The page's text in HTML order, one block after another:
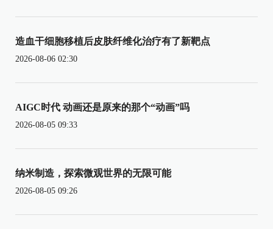
造血干细胞移植后皮肤纤维化治疗有了新靶点
2026-08-06 02:30
AIGC时代 动画还是原来的那个“动画”吗
2026-08-05 09:33
纳米制造，探索微观世界的无限可能
2026-08-05 09:26